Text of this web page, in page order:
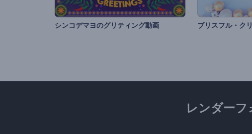
シンコデマヨのグリティング動画
レンダー